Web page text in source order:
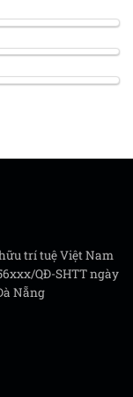
trí tuệ Việt Nam
QĐ-SHTT ngày
Nẵng